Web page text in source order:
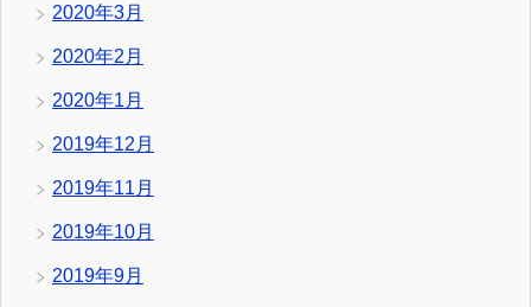
2020年3月
2020年2月
2020年1月
2019年12月
2019年11月
2019年10月
2019年9月